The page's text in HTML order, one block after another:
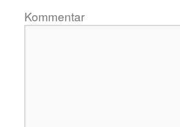
Kommentar